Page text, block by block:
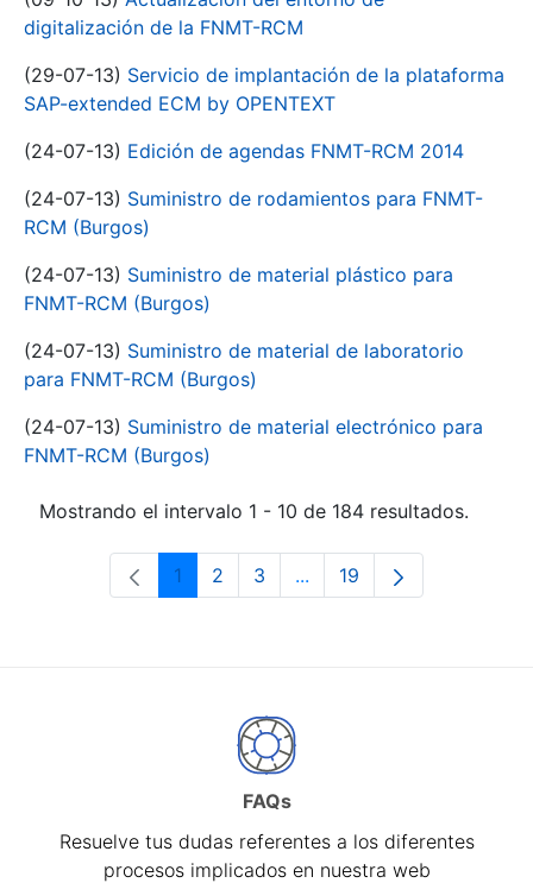
digitalización de la FNMT-RCM
(29-07-13) Servicio de implantación de la plataforma
SAP-extended ECM by OPENTEXT
(24-07-13) Edición de agendas FNMT-RCM 2014
(24-07-13) Suministro de rodamientos para FNMT-
RCM (Burgos)
(24-07-13) Suministro de material plástico para
FNMT-RCM (Burgos)
(24-07-13) Suministro de material de laboratorio
para FNMT-RCM (Burgos)
(24-07-13) Suministro de material electrónico para
FNMT-RCM (Burgos)
Mostrando el intervalo 1 - 10 de 184 resultados.
Página
1 Página
2 Página
3 ...Páginas intermedias Use
Página
19
FAQs
Resuelve tus dudas referentes a los diferentes
procesos implicados en nuestra web